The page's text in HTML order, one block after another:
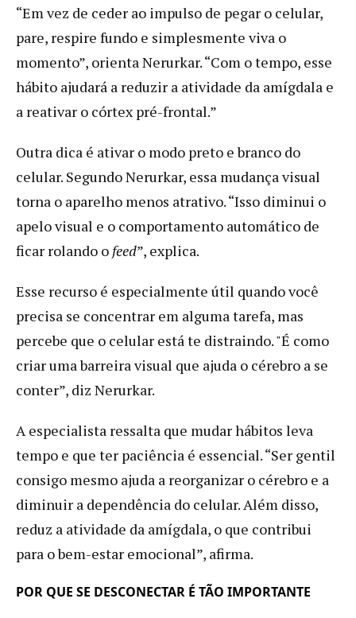
“Em vez de ceder ao impulso de pegar o celular,
pare, respire fundo e simplesmente viva o
momento”, orienta Nerurkar. “Com o tempo, esse
hábito ajudará a reduzir a atividade da amígdala e
a reativar o córtex pré-frontal.”
Outra dica é ativar o modo preto e branco do
celular. Segundo Nerurkar, essa mudança visual
torna o aparelho menos atrativo. “Isso diminui o
apelo visual e o comportamento automático de
ficar rolando o feed”, explica.
Esse recurso é especialmente útil quando você
precisa se concentrar em alguma tarefa, mas
percebe que o celular está te distraindo. "É como
criar uma barreira visual que ajuda o cérebro a se
conter”, diz Nerurkar.
A especialista ressalta que mudar hábitos leva
tempo e que ter paciência é essencial. “Ser gentil
consigo mesmo ajuda a reorganizar o cérebro e a
diminuir a dependência do celular. Além disso,
reduz a atividade da amígdala, o que contribui
para o bem-estar emocional”, afirma.
POR QUE SE DESCONECTAR É TÃO IMPORTANTE